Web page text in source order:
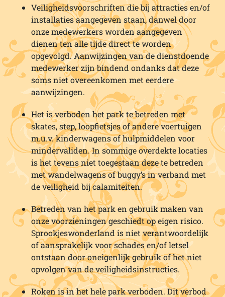
Veiligheidsvoorschriften die bij attracties en/of
installaties aangegeven staan, danwel door
onze medewerkers worden aangegeven
dienen ten alle tijde direct te worden
opgevolgd. Aanwijzingen van de dienstdoende
medewerker zijn bindend ondanks dat deze
soms niet overeenkomen met eerdere
aanwijzingen.
Het is verboden het park te betreden met
skates, step, loopfietsjes of andere voertuigen
m.u.v. kinderwagens of hulpmiddelen voor
mindervaliden. In sommige overdekte locaties
is het tevens niet toegestaan deze te betreden
met wandelwagens of buggy’s in verband met
de veiligheid bij calamiteiten.
Betreden van het park en gebruik maken van
onze voorzieningen geschiedt op eigen risico.
Sprookjeswonderland is niet verantwoordelijk
of aansprakelijk voor schades en/of letsel
ontstaan door oneigenlijk gebruik of het niet
opvolgen van de veiligheidsinstructies.
Roken is in het hele park verboden. Dit verbod